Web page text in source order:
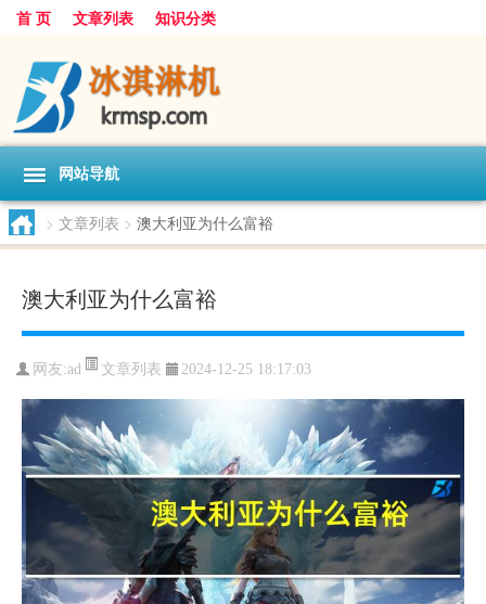
首 页 文章列表 知识分类
网站导航
> 文章列表 > 澳大利亚为什么富裕
澳大利亚为什么富裕
网友:ad 文章列表 2024-12-25 18:17:03